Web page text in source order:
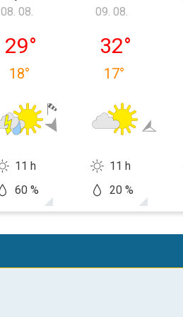
sobota 08. 08.
08. 08.
29°
18°
11 h
60 %
nedeľa 09. 08.
09. 08.
32°
17°
11 h
20 %